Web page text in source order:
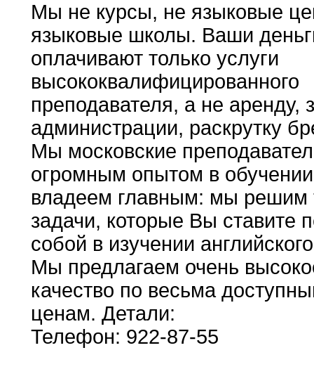
Мы не курсы, не языковые
языковые школы. Ваши
оплачивают только услуги
высококвалифицированного
преподавателя, а не аренду,
администрации, раскрутку
Мы московские
огромным опытом в
владеем главным: мы решим
задачи, которые Вы ставите
собой в изучении
Мы предлагаем очень
качество по весьма
ценам. Детали:
Телефон: 922-87-55